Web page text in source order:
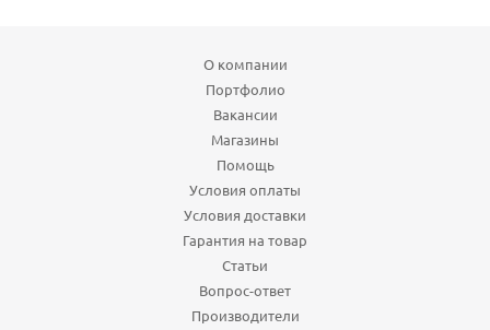
О компании
Портфолио
Вакансии
Магазины
Помощь
Условия оплаты
Условия доставки
Гарантия на товар
Статьи
Вопрос-ответ
Производители